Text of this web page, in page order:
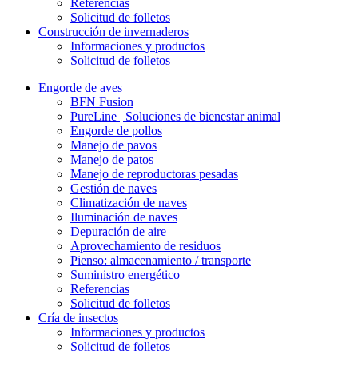
Referencias
Solicitud de folletos
Construcción de invernaderos
Informaciones y productos
Solicitud de folletos
Engorde de aves
BFN Fusion
PureLine | Soluciones de bienestar animal
Engorde de pollos
Manejo de pavos
Manejo de patos
Manejo de reproductoras pesadas
Gestión de naves
Climatización de naves
Iluminación de naves
Depuración de aire
Aprovechamiento de residuos
Pienso: almacenamiento / transporte
Suministro energético
Referencias
Solicitud de folletos
Cría de insectos
Informaciones y productos
Solicitud de folletos